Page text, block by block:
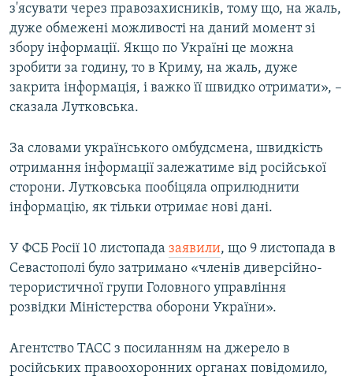
з'ясувати через правозахисників, тому що, на жаль,
дуже обмежені можливості на даний момент зі
збору інформації. Якщо по Україні це можна
зробити за годину, то в Криму, на жаль, дуже
закрита інформація, і важко її швидко отримати», –
сказала Лутковська.
За словами українського омбудсмена, швидкість
отримання інформації залежатиме від російської
сторони. Лутковська пообіцяла оприлюднити
інформацію, як тільки отримає нові дані.
У ФСБ Росії 10 листопада заявили, що 9 листопада в
Севастополі було затримано «членів диверсійно-
терористичної групи Головного управління
розвідки Міністерства оборони України».
Агентство ТАСС з посиланням на джерело в
російських правоохоронних органах повідомило,